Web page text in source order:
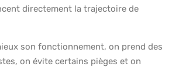
directement la trajectoire de
son fonctionnement, on prend des
on évite certains pièges et on